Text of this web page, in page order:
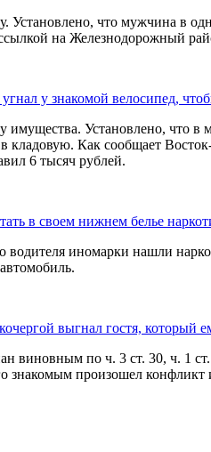
Установлено, что мужчина в
на Железнодорожный
у знакомой велосипед,
имущества. Установлено, что в
в кладовую. Как сообщает
6 тысяч рублей.
в своем нижнем белье
водителя иномарки нашли
выгнал гостя, который
виновным по ч. 3 ст. 30, ч. 1
знакомым произошел